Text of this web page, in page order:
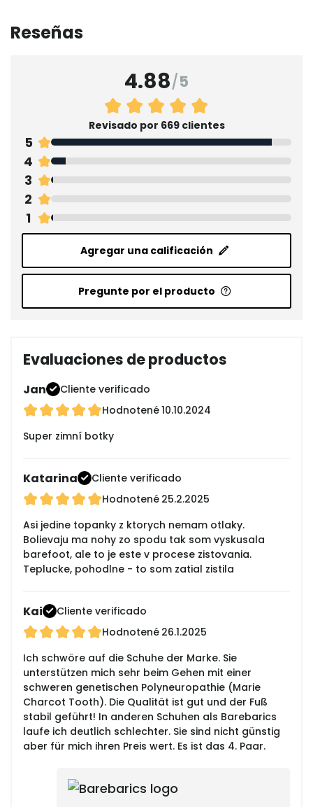
Reseñas
4.88/5
Revisado por 669 clientes
5
4
3
2
1
Agregar una calificación
Pregunte por el producto
Evaluaciones de productos
Jan
Cliente verificado
Hodnotené10.10.2024
Super zimní botky
Katarina
Cliente verificado
Hodnotené 25.2.2025
Asi jedine topanky z ktorych nemam otlaky.
Bolievaju ma nohy zo spodu tak som vyskusala
barefoot, ale to je este v procese zistovania.
Teplucke, pohodlne - to som zatial zistila
Kai
Cliente verificado
Hodnotené 26.1.2025
Ich schwöre auf die Schuhe der Marke. Sie
unterstützen mich sehr beim Gehen mit einer
schweren genetischen Polyneuropathie (Marie
Charcot Tooth). Die Qualität ist gut und der Fuß
stabil geführt! In anderen Schuhen als Barebarics
laufe ich deutlich schlechter. Sie sind nicht günstig
aber für mich ihren Preis wert. Es ist das 4. Paar.